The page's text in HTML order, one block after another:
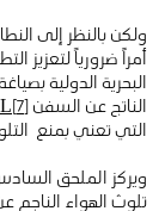
ولكن بالنظر إلى
أمراً ضرورياً لتعزيز
البحرية الدولية
الناتج عن السفن[7]
التي تعني بمنع
ويركز الملحق